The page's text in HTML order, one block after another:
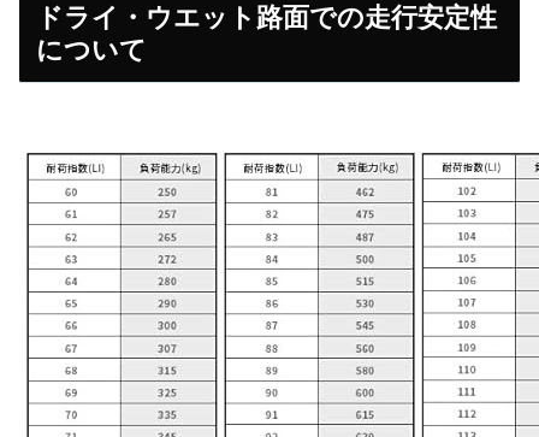
ドライ・ウエット路面での走行安定性
について